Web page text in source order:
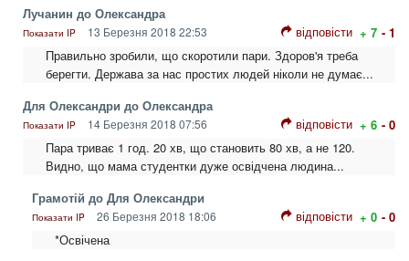
Лучанин до Олександра
Показати IP 13 Березня 2018 22:53 відповісти + 7 - 1
Правильно зробили, що скоротили пари. Здоров'я треба
берегти. Держава за нас простих людей ніколи не думає...
Для Олександри до Олександра
Показати IP 14 Березня 2018 07:56 відповісти + 6 - 0
Пара триває 1 год. 20 хв, що становить 80 хв, а не 120.
Видно, що мама студентки дуже освідчена людина...
Грамотій до Для Олександри
Показати IP 26 Березня 2018 18:06 відповісти + 0 - 0
*Освічена